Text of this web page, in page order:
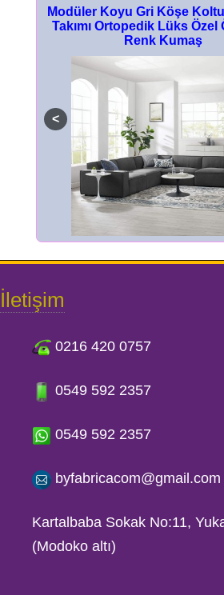
Modüler Koyu Gri Köşe
Takımı Ortopedik Lüks Özel
Renk Kumaş
İletişim
0216 420 0757
0549 592 2357
0549 592 2357
byfabricacom@gmail.com
Kartalbaba Sokak No:11,
(Modoko altı)